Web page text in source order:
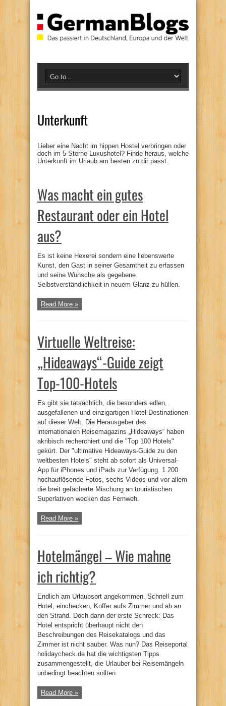
Unterkunft
Lieber eine Nacht im hippen Hostel verbringen oder
doch im 5-Sterne Luxushotel? Finde heraus, welche
Unterkunft im Urlaub am besten zu dir passt.
Was macht ein gutes
Restaurant oder ein Hotel
aus?
Es ist keine Hexerei sondern eine liebenswerte
Kunst, den Gast in seiner Gesamtheit zu erfassen
und seine Wünsche als gegebene
Selbstverständlichkeit in neuem Glanz zu hüllen.
Read More »
Virtuelle Weltreise:
„Hideaways“-Guide zeigt
Top-100-Hotels
Es gibt sie tatsächlich, die besonders edlen,
ausgefallenen und einzigartigen Hotel-Destinationen
auf dieser Welt. Die Herausgeber des
internationalen Reisemagazins „Hideaways“ haben
akribisch recherchiert und die "Top 100 Hotels"
gekürt. Der "ultimative Hideaways-Guide zu den
weltbesten Hotels" steht ab sofort als Universal-
App für iPhones und iPads zur Verfügung. 1.200
hochauflösende Fotos, sechs Videos und vor allem
die breit gefächerte Mischung an touristischen
Superlativen wecken das Fernweh.
Read More »
Hotelmängel – Wie mahne
ich richtig?
Endlich am Urlaubsort angekommen. Schnell zum
Hotel, einchecken, Koffer aufs Zimmer und ab an
den Strand. Doch dann der erste Schreck: Das
Hotel entspricht überhaupt nicht den
Beschreibungen des Reisekatalogs und das
Zimmer ist nicht sauber. Was nun? Das Reiseportal
holidaycheck.de hat die wichtigsten Tipps
zusammengestellt, die Urlauber bei Reisemängeln
unbedingt beachten sollten.
Read More »